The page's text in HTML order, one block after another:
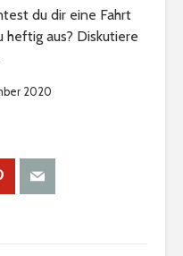
du dir eine Fahrt
aus? Diskutiere
2020